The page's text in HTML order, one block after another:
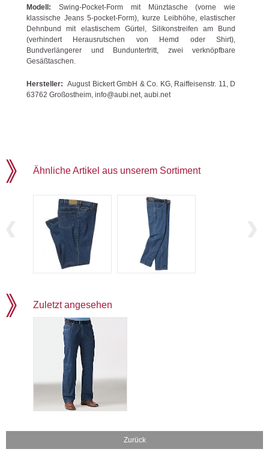
Modell: Swing-Pocket-Form mit Münztasche (vorne wie
klassische Jeans 5-pocket-Form), kurze Leibhöhe, elastischer
Dehnbund mit elastischem Gürtel, Silikonstreifen am Bund
(verhindert Herausrutschen von Hemd oder Shirt),
Bundverlängerer und Bunduntertritt, zwei verknöpfbare
Gesäßtaschen.
Hersteller: August Bickert GmbH & Co. KG, Raiffeisenstr. 11, D
63762 Großostheim, info@aubi.net, aubi.net
Ähnliche Artikel aus unserem Sortiment
Zuletzt angesehen
Zurück